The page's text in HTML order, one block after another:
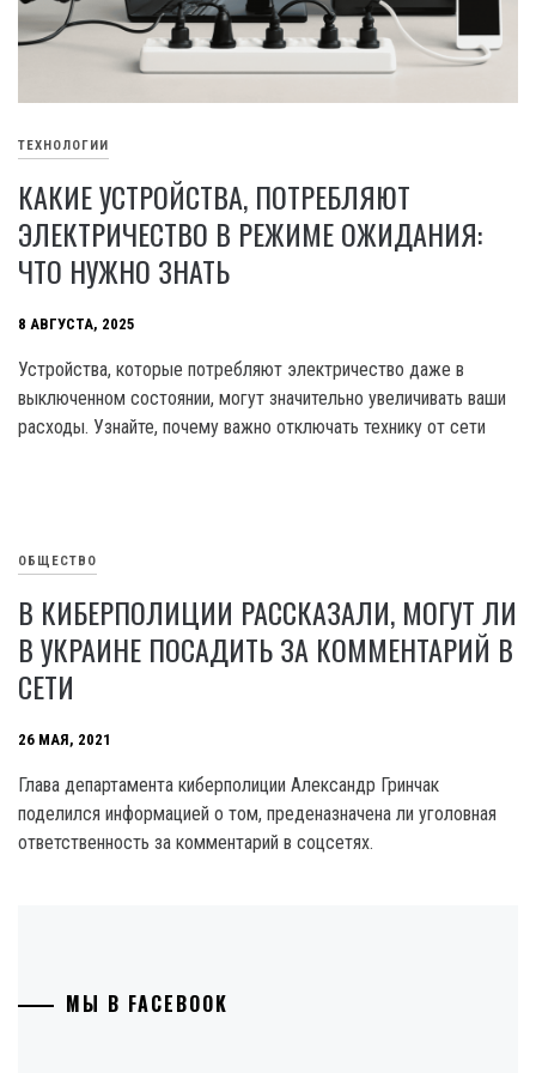
ТЕХНОЛОГИИ
КАКИЕ УСТРОЙСТВА, ПОТРЕБЛЯЮТ
ЭЛЕКТРИЧЕСТВО В РЕЖИМЕ ОЖИДАНИЯ:
ЧТО НУЖНО ЗНАТЬ
8 АВГУСТА, 2025
Устройства, которые потребляют электричество даже в
выключенном состоянии, могут значительно увеличивать ваши
расходы. Узнайте, почему важно отключать технику от сети
ОБЩЕСТВО
В КИБЕРПОЛИЦИИ РАССКАЗАЛИ, МОГУТ ЛИ
В УКРАИНЕ ПОСАДИТЬ ЗА КОММЕНТАРИЙ В
СЕТИ
26 МАЯ, 2021
Глава департамента киберполиции Александр Гринчак
поделился информацией о том, преденазначена ли уголовная
ответственность за комментарий в соцсетях.
МЫ В FACEBOOK